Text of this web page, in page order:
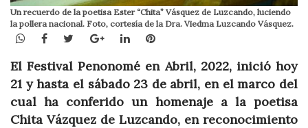
Un recuerdo de la poetisa Ester “Chita” Vásquez de Luzcando, luciendo
la pollera nacional. Foto, cortesía de la Dra. Viedma Luzcando Vásquez.
WhatsApp
Facebook
TwitterGoogle+LinkedInPinterest
El Festival Penonomé en Abril, 2022, inició hoy
21 y hasta el sábado 23 de abril, en el marco del
cual ha conferido un homenaje a la poetisa
Chita Vázquez de Luzcando, en reconocimiento